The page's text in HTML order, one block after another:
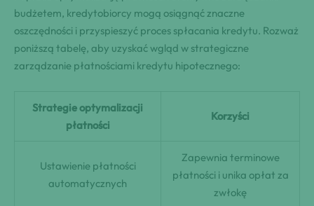
budżetem, kredytobiorcy mogą osiągnąć znaczne
oszczędności i przyspieszyć proces spłacania kredytu. Rozważ
poniższą tabelę, aby uzyskać wgląd w strategiczne
zarządzanie płatnościami kredytu hipotecznego:
Strategie optymalizacji
płatności
Korzyści
Ustawienie płatności
automatycznych
Zapewnia terminowe
płatności i unika opłat za
zwłokę